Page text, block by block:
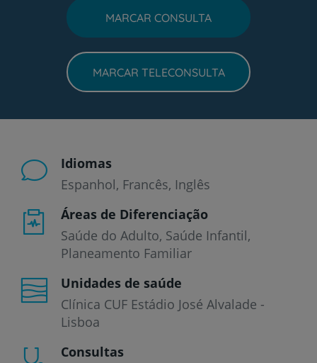
MARCAR CONSULTA
MARCAR TELECONSULTA
Idiomas
Espanhol Francês Inglês
Áreas de Diferenciação
Saúde do Adulto, Saúde Infantil,
Planeamento Familiar
Unidades de saúde
Clínica CUF Estádio José Alvalade -
Lisboa
Consultas